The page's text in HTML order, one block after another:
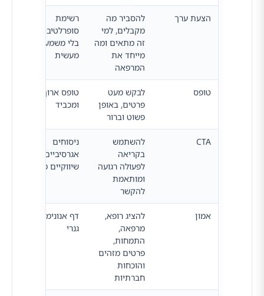
הצעת ערך
להסביר מה
מקבלים, למי
זה מתאים ומה
מייחד את
המרפאה
רשימת
סופרלטיבים
בלי משמעות
מעשית
טופס
לבקש מעט
פרטים, באופן
פשוט וברור
טופס ארוך
ומכביד
CTA
להשתמש
בקריאה
לפעולה רגועה
ומותאמת
להקשר
ניסוחים
אגרסיביים או
שיווקיים מדי
אמון
להציג רופא,
מרפאה,
התמחות,
פרטים מזהים
והוכחות
חברתיות
דף אנונימי או
גנרי